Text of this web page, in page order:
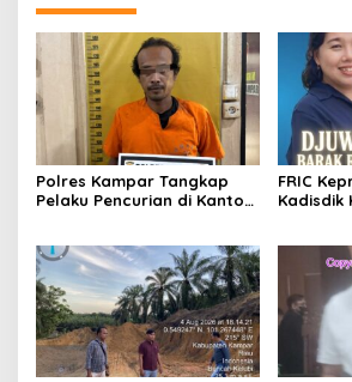
Polres Kampar Tangkap
Pelaku Pencurian di Kantor
FRIC
Kadisdik